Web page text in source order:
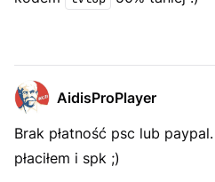
AidisProPlayer
Brak płatność psc lub
płaciłem i spk ;)